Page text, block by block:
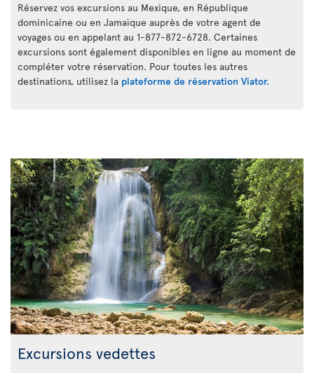
Réservez vos excursions au Mexique, en République
dominicaine ou en Jamaïque auprès de votre agent de
voyages ou en appelant au 1-877-872-6728. Certaines
excursions sont également disponibles en ligne au moment de
compléter votre réservation. Pour toutes les autres
destinations, utilisez la plateforme de réservation Viator.
Excursions vedettes